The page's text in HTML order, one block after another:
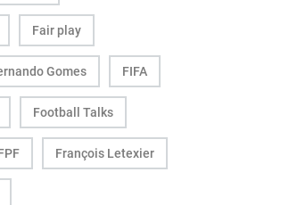
Fair play
Gomes FIFA
Football Talks
François Letexier